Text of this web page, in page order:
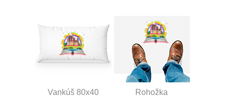
Vankúš 80x40 Rohožka